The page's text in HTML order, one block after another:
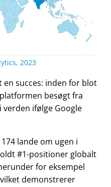
2023
succes: inden for blot
besøgt fra
ifølge Google
lande om ugen i
#1-positioner globalt
for eksempel
demonstrerer